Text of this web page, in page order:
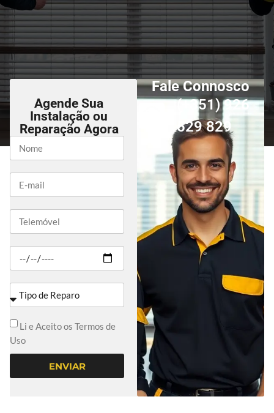
Agende Sua
Instalação ou
Reparação Agora
Li e Aceito os Termos de
Uso
ENVIAR
Fale Connosco
(+351) 926
529 829